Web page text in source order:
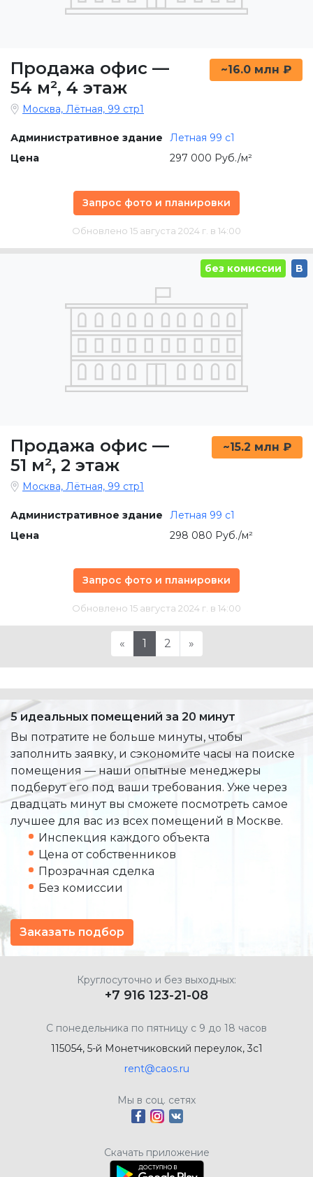
Продажа офис —
54 м², 4 этаж
~16.0 млн ₽
Москва, Лётная, 99 стр1
Административное здание
Летная 99 c1
Цена
297 000 Руб./м²
Запрос фото и планировки
Обновлено 15 августа 2024 г. в 14:00
без комиссии B
Продажа офис —
51 м², 2 этаж
~15.2 млн ₽
Москва, Лётная, 99 стр1
Административное здание
Летная 99 c1
Цена
298 080 Руб./м²
Запрос фото и планировки
Обновлено 15 августа 2024 г. в 14:00
« 1 2 »
5 идеальных помещений за 20 минут
Вы потратите не больше минуты, чтобы
заполнить заявку, и сэкономите часы на поиске
помещения — наши опытные менеджеры
подберут его под ваши требования. Уже через
двадцать минут вы сможете посмотреть самое
лучшее для вас из всех помещений в Москве.
Инспекция каждого объекта
Цена от собственников
Прозрачная сделка
Без комиссии
Заказать подбор
Круглосуточно и без выходных:
+7 916 123-21-08
С понедельника по пятницу с 9 до 18 часов
115054, 5-й Монетчиковский переулок, 3с1
rent@caos.ru
Мы в соц. сетях
Скачать приложение